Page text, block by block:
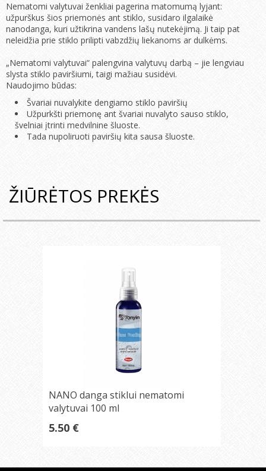
Nematomi valytuvai ženkliai pagerina matomumą lyjant:
užpurškus šios priemonės ant stiklo, susidaro ilgalaikė
nanodanga, kuri užtikrina vandens lašų nutekėjimą. Ji taip pat
neleidžia prie stiklo prilipti vabzdžių liekanoms ar dulkėms.
„Nematomi valytuvai“ palengvina valytuvų darbą – jie lengviau
slysta stiklo paviršiumi, taigi mažiau susidėvi.
Naudojimo būdas:
Švariai nuvalykite dengiamo stiklo paviršių
Užpurkšti priemonę ant švariai nuvalyto sauso stiklo,
švelniai įtrinti medvilnine šluoste.
Tada nupoliruoti paviršių kita sausa šluoste.
ŽIŪRĖTOS PREKĖS
NANO danga stiklui nematomi
valytuvai 100 ml
5.50 €